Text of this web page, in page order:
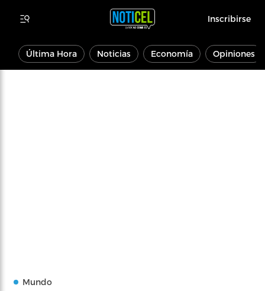
Inscribirse
Última Hora Noticias Economía Opiniones
Mundo